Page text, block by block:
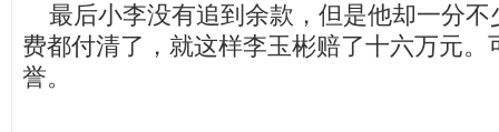
最后小李没有追到余款，但是他却一分不
费都付清了，就这样李玉彬赔了十六万元。
誉。